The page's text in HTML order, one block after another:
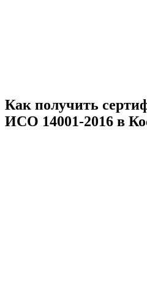
Как получить
ИСО 14001-2016 в